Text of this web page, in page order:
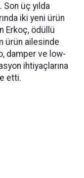
Son üç yılda
iki yeni ürün
Erkoç, ödüllü
ürün ailesinde
damper ve low­
ihtiyaçlarına
etti.